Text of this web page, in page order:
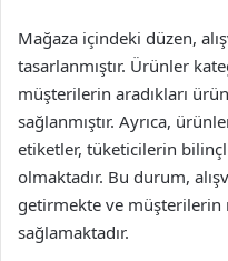
Mağaza içindeki düzen,
tasarlanmıştır. Ürünler
müşterilerin aradıkları
sağlanmıştır. Ayrıca,
etiketler, tüketicilerin
olmaktadır. Bu durum,
getirmekte ve müşterilerin
sağlamaktadır.